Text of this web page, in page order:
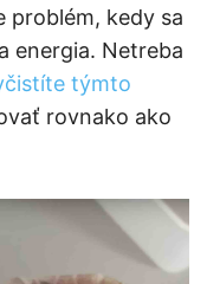
problém, kedy sa
energia. Netreba
týmto
rovnako ako